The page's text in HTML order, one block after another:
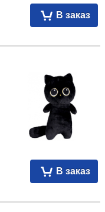
В заказ
В заказ